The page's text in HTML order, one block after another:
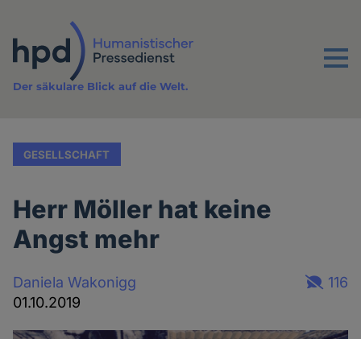
Inhalt
Menu
Der säkulare Blick auf die Welt.
GESELLSCHAFT
Herr Möller hat keine
Angst mehr
Daniela Wakonigg
01.10.2019
116